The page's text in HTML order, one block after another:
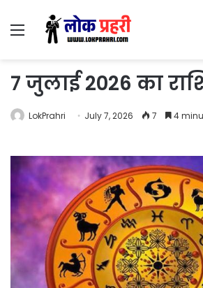
Menu
7 जुलाई 2026 का
LokPrahri July 7, 2026 7 4